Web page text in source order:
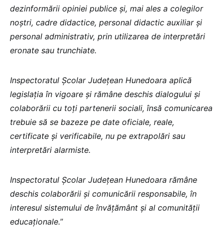
dezinformării opiniei publice și, mai ales a colegilor
noștri, cadre didactice, personal didactic auxiliar și
personal administrativ, prin utilizarea de interpretări
eronate sau trunchiate.
Inspectoratul Școlar Județean Hunedoara aplică
legislația în vigoare și rămâne deschis dialogului și
colaborării cu toți partenerii sociali, însă comunicarea
trebuie să se bazeze pe date oficiale, reale,
certificate și verificabile, nu pe extrapolări sau
interpretări alarmiste.
Inspectoratul Școlar Județean Hunedoara rămâne
deschis colaborării și comunicării responsabile, în
interesul sistemului de învățământ și al comunității
educaționale.”